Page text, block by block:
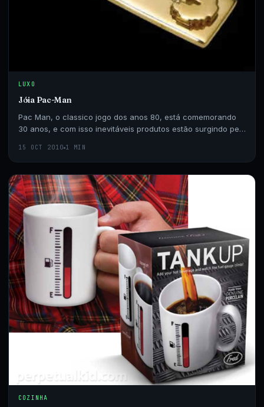
LUXO
Jóia Pac-Man
Pac Man, o classico jogo dos anos 80, está comemorando
30 anos, e com isso inevitáveis produtos estão surgindo pelo
15 OCT 2010 1 MIN
COZINHA